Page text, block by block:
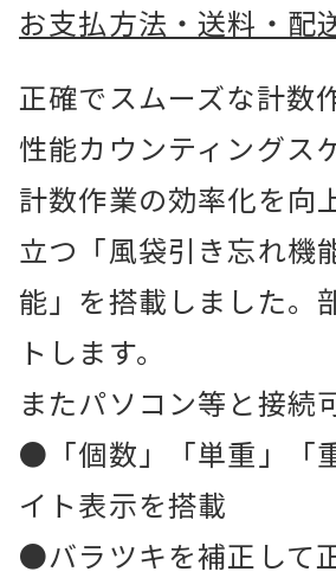
お支払方法・送料・配
正確でスムーズな計数
性能カウンティングス
計数作業の効率化を向
立つ「風袋引き忘れ機
能」を搭載しました。
トします。
またパソコン等と接続
●「個数」「単重」「
イト表示を搭載
●バラツキを補正して